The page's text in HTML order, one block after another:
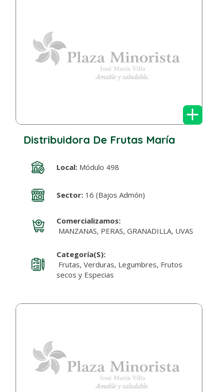
+
Distribuidora De Frutas María
Local:Módulo 498
Sector:16 (Bajos Admón)
Comercializamos:
MANZANAS, PERAS, GRANADILLA, UVAS
Categoría(s):
Frutas, Verduras, Legumbres, Frutos
secos y Especias